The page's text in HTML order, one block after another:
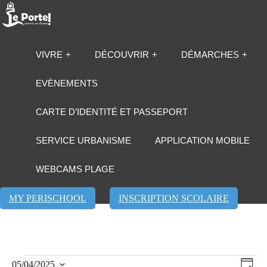
VIVRE DÉCOUVRIR DÉMARCHES
EVÈNEMENTS
CARTE D’IDENTITÉ ET PASSEPORT
SERVICE URBANISME APPLICATION MOBILE
WEBCAMS PLAGE
MY PERISCHOOL INSCRIPTION SCOLAIRE
Évènements
05/04/2025